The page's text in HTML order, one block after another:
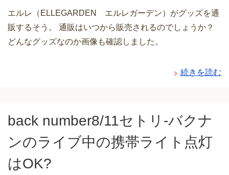
エルレ（ELLEGARDEN エルレガーデン）がグッズを通
販するそう。 通販はいつから販売されるのでしょうか？
どんなグッズなのか画像も確認しました。
続きを読む
back number8/11セトリ-バクナ
ンのライブ中の携帯ライト点灯
はOK?